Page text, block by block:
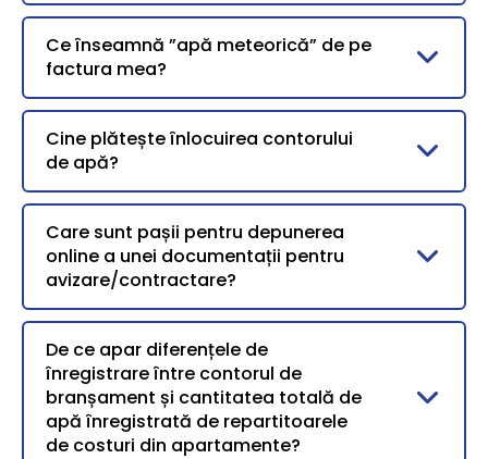
Ce înseamnă ”apă meteorică” de pe
factura mea?
Cine plătește înlocuirea contorului
de apă?
Care sunt pașii pentru depunerea
online a unei documentații pentru
avizare/contractare?
De ce apar diferențele de
înregistrare între contorul de
branșament și cantitatea totală de
apă înregistrată de repartitoarele
de costuri din apartamente?